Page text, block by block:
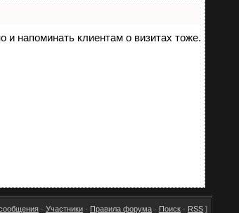
и напоминать клиентам о визитах тоже.
· Участники · Правила форума · Поиск · RSS ]